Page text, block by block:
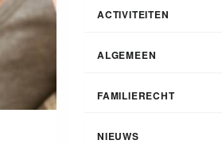
ACTIVITEITEN
ALGEMEEN
FAMILIERECHT
NIEUWS